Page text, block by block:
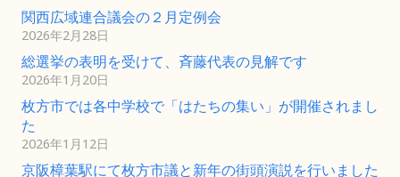
関西広域連合議会の２月定例会
2026年2月28日
総選挙の表明を受けて、斉藤代表の見解です
2026年1月20日
枚方市では各中学校で「はたちの集い」が開催されまし
た
2026年1月12日
京阪樟葉駅にて枚方市議と新年の街頭演説を行いました